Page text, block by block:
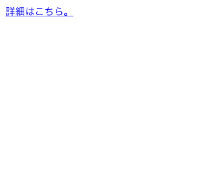
詳細はこちら。